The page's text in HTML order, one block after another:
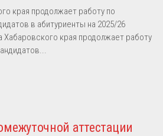
края продолжает работу по
в абитуриенты на 2025/26
Хабаровского края продолжает работу
аттестации